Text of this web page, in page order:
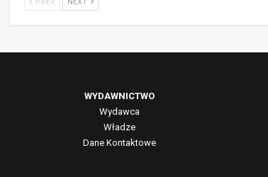
PREV NEXT
WYDAWNICTWO
Wydawca
Władze
Dane Kontaktowe